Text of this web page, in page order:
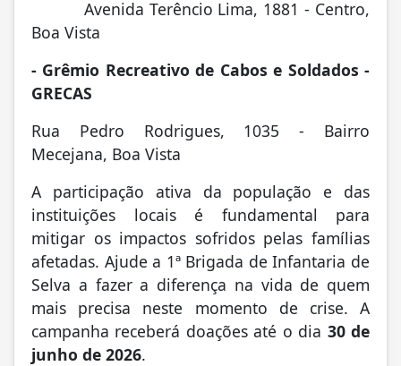
Avenida Terêncio Lima, 1881 - Centro,
Boa Vista
- Grêmio Recreativo de Cabos e Soldados -
GRECAS
Rua Pedro Rodrigues, 1035 - Bairro
Mecejana, Boa Vista
A participação ativa da população e das
instituições locais é fundamental para
mitigar os impactos sofridos pelas famílias
afetadas. Ajude a 1ª Brigada de Infantaria de
Selva a fazer a diferença na vida de quem
mais precisa neste momento de crise. A
campanha receberá doações até o dia 30 de
junho de 2026.